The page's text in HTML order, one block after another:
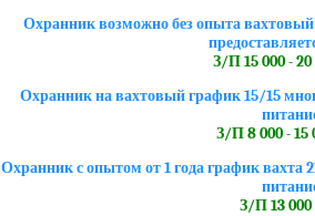
Охранник возможно без опыта
З/П 15 000 - 20
Охранник на вахтовый график 15/15
З/П 8 000 - 15
Охранник с опытом от 1 года график вахта
З/П 13 000